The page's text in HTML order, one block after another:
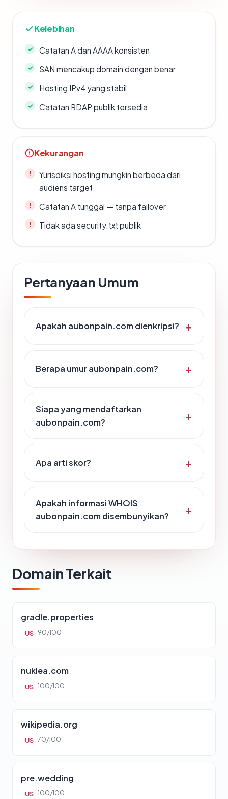
Kelebihan
Catatan A dan AAAA konsisten
SAN mencakup domain dengan benar
Hosting IPv4 yang stabil
Catatan RDAP publik tersedia
Kekurangan
Yurisdiksi hosting mungkin berbeda dari
audiens target
Catatan A tunggal — tanpa failover
Tidak ada security.txt publik
Pertanyaan Umum
Apakah aubonpain.com dienkripsi?
Berapa umur aubonpain.com?
Siapa yang mendaftarkan
aubonpain.com?
Apa arti skor?
Apakah informasi WHOIS
aubonpain.com disembunyikan?
Domain Terkait
gradle.properties
US 90/100
nuklea.com
US 100/100
wikipedia.org
US 70/100
pre.wedding
US 100/100